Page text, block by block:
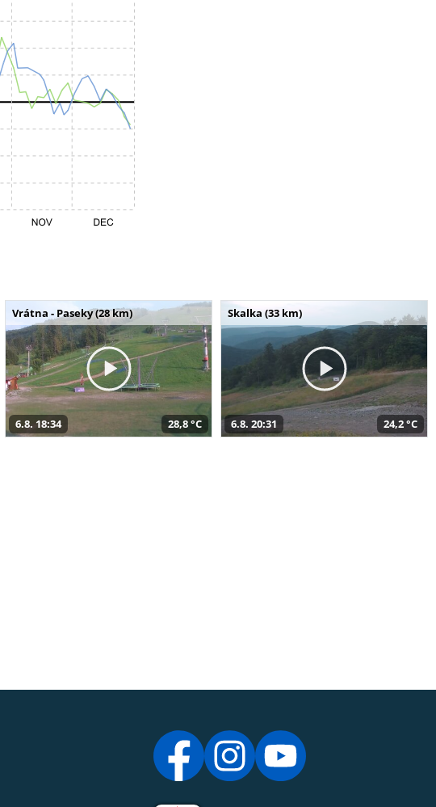
Vrátna - Paseky (28 km)
6.8. 18:34 28,8 °C
Skalka (33 km)
6.8. 20:31 24,2 °C